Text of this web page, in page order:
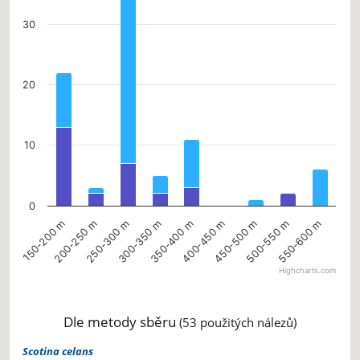
150-200 m200-250 m250-300 m300-350 m350-400 m400-450 m450-500 m500-550 m550-600 m
0
10
20
30
Highcharts.com
Dle metody sběru (53 použitých nálezů)
Scotina celans